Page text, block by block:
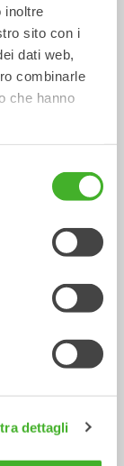
inoltre
sito con i
dati web,
combinarle
che hanno
dettagli